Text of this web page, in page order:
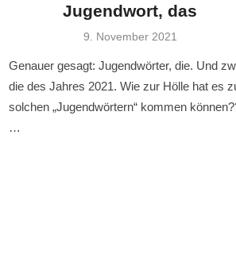
Jugendwort, das
Veröffentlicht
9. November 2021
Genauer gesagt: Jugendwörter, die. Und
die des Jahres 2021. Wie zur Hölle hat es
solchen „Jugendwörtern“ kommen
…